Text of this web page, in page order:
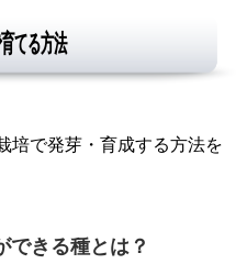
てる方法
培で発芽・育成する方法を
できる種とは？